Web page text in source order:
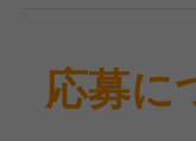
応募に